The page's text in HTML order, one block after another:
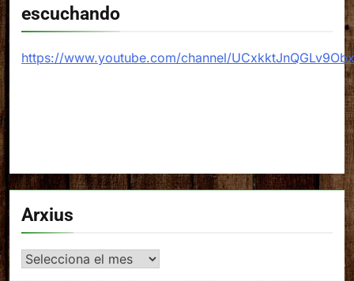
escuchando
https://www.youtube.com/channel/
Arxius
Arxius